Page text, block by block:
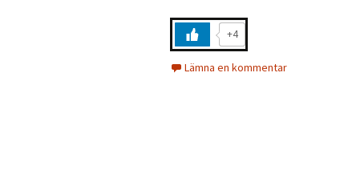
+4
Lämna en kommentar